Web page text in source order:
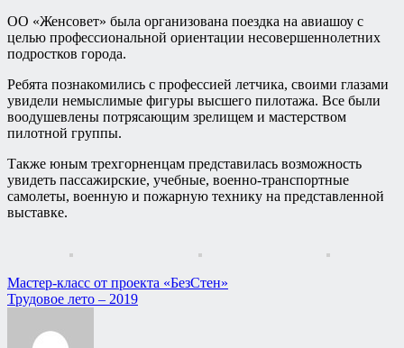
ОО «Женсовет» была организована поездка на авиашоу с
целью профессиональной ориентации несовершеннолетних
подростков города.
Ребята познакомились с профессией летчика, своими глазами
увидели немыслимые фигуры высшего пилотажа. Все были
воодушевлены потрясающим зрелищем и мастерством
пилотной группы.
Также юным трехгорненцам представилась возможность
увидеть пассажирские, учебные, военно-транспортные
самолеты, военную и пожарную технику на представленной
выставке.
Навигация
по
записям
Мастер-класс от проекта «БезСтен»
Трудовое лето – 2019